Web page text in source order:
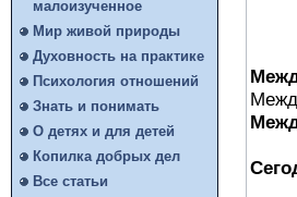
малоизученное
Мир живой природы
Духовность на практике
Психология отношений
Знать и понимать
О детях и для детей
Копилка добрых дел
Все статьи